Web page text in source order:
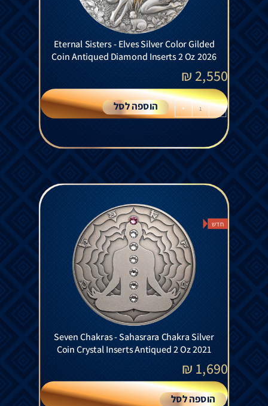
Eternal Sisters - Elves Silver Color Gilded
Coin Antiqued Diamond Inserts 2 Oz 2026
2,550
₪
-
+ הוספה לסל
חדש
Seven Chakras - Sahasrara Chakra Silver
Coin Crystal Inserts Antiqued 2 Oz 2021
1,690
₪
הוספה לסל